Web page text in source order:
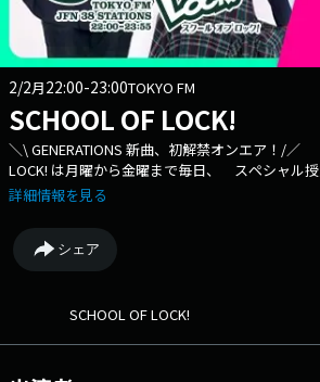
2/2月22:00-23:00TOKYO FM
SCHOOL OF LOCK!
＼\ GENERATIONS 新曲、初解禁オンエア！/
LOCK! は月曜から金曜まで毎日、 スペシャル
間！ 『スペシャル授業WEEK！！』 初日の今
生！ 10時のオープニングから聞き逃すな！
校生活で1番ありがとうを言いたい人」 生徒の
た時に " ありがとう！" という感謝の気持ち
アターで開催する SCHOOL OF LOCK! 20周年
のメッセージはコチラから!--- ◇学校掲示板に
詳細情報を見る
シェア
SCHOOL OF LOCK!